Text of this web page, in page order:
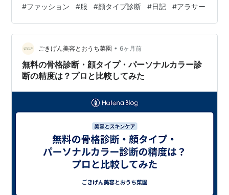
すが、やはり全てエレガントになりました。 でも、エレ
ガントに似合うとされる服は心がときめかないし、すご
い似合う！とも思わないし、自分の顔には丸いパーツが
それなりにあるからフェミニン寄りかな？そうだったら
良いな、と思いました。 それをChatGPTに相談したとこ
ろ、 結論…
#ファッション #服 #顔タイプ診断 #日記 #アラサー
ごきげん美容とおうち菜園 • 6ヶ月前
無料の骨格診断・顔タイプ・パーソナルカラー診
断の精度は？プロと比較してみた